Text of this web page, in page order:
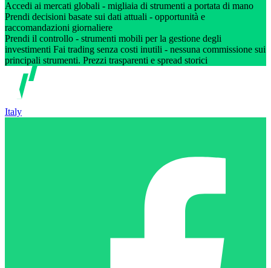
Accedi ai mercati globali - migliaia di strumenti a portata di mano
Prendi decisioni basate sui dati attuali - opportunità e
raccomandazioni giornaliere
Prendi il controllo - strumenti mobili per la gestione degli
investimenti Fai trading senza costi inutili - nessuna commissione sui
principali strumenti. Prezzi trasparenti e spread storici
Italy